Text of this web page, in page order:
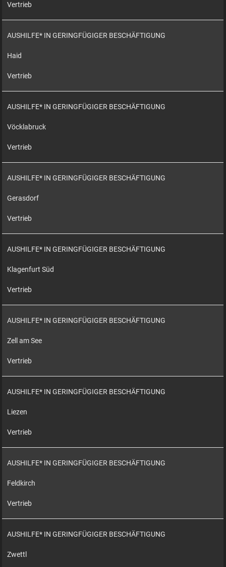
Vertrieb
AUSHILFE* IN GERINGFÜGIGER BESCHÄFTIGUNG
Haid
Vertrieb
AUSHILFE* IN GERINGFÜGIGER BESCHÄFTIGUNG
Vöcklabruck
Vertrieb
AUSHILFE* IN GERINGFÜGIGER BESCHÄFTIGUNG
Gerasdorf
Vertrieb
AUSHILFE* IN GERINGFÜGIGER BESCHÄFTIGUNG
Klagenfurt Süd
Vertrieb
AUSHILFE* IN GERINGFÜGIGER BESCHÄFTIGUNG
Zell am See
Vertrieb
AUSHILFE* IN GERINGFÜGIGER BESCHÄFTIGUNG
Liezen
Vertrieb
AUSHILFE* IN GERINGFÜGIGER BESCHÄFTIGUNG
Feldkirch
Vertrieb
AUSHILFE* IN GERINGFÜGIGER BESCHÄFTIGUNG
Zwettl